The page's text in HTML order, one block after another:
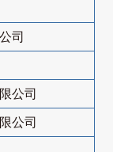
司
公司
公司